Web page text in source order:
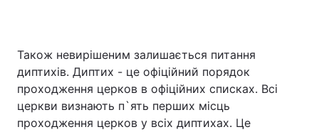
Також невирішеним залишається питання
диптихів. Диптих - це офіційний порядок
проходження церков в офіційних списках. Всі
церкви визнають п`ять перших місць
проходження церков у всіх диптихах. Це